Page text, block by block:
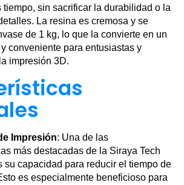
tiempo, sin sacrificar la durabilidad o la
La resina es cremosa y se
de 1 kg, lo que la convierte en un
conveniente para entusiastas y
impresión 3D.
Impresión: Una de las
más destacadas de la Siraya Tech
su capacidad para reducir el tiempo de
es especialmente beneficioso para